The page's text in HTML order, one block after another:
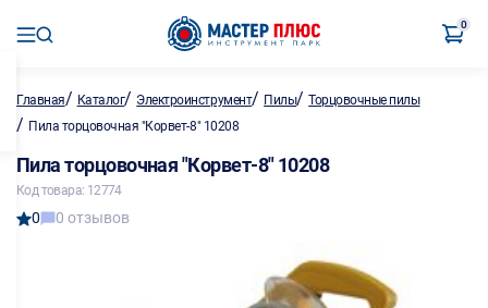
0
Главная/ Каталог/ Электроинструмент/ Пилы/Торцовочные пилы
/ Пила торцовочная "Корвет-8" 10208
Пила торцовочная "Корвет-8" 10208
Код товара: 12774
0 0 отзывов